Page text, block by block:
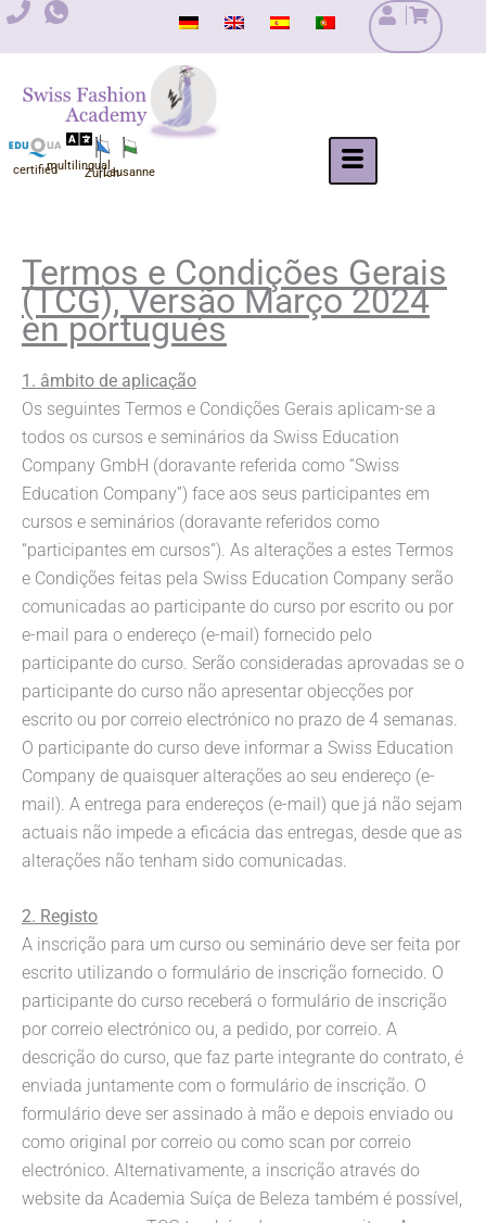
Salta
conteúdo
certifiedmultilingual
ZurichLausanne
Termos e Condições Gerais
(TCG), Versão Março 2024
en portugués
1. âmbito de aplicação
Os seguintes Termos e Condições Gerais aplicam-se a
todos os cursos e seminários da Swiss Education
Company GmbH (doravante referida como “Swiss
Education Company”) face aos seus participantes em
cursos e seminários (doravante referidos como
“participantes em cursos”). As alterações a estes Termos
e Condições feitas pela Swiss Education Company serão
comunicadas ao participante do curso por escrito ou por
e-mail para o endereço (e-mail) fornecido pelo
participante do curso. Serão consideradas aprovadas se o
participante do curso não apresentar objecções por
escrito ou por correio electrónico no prazo de 4 semanas.
O participante do curso deve informar a Swiss Education
Company de quaisquer alterações ao seu endereço (e-
mail). A entrega para endereços (e-mail) que já não sejam
actuais não impede a eficácia das entregas, desde que as
alterações não tenham sido comunicadas.
2. Registo
A inscrição para um curso ou seminário deve ser feita por
escrito utilizando o formulário de inscrição fornecido. O
participante do curso receberá o formulário de inscrição
por correio electrónico ou, a pedido, por correio. A
descrição do curso, que faz parte integrante do contrato, é
enviada juntamente com o formulário de inscrição. O
formulário deve ser assinado à mão e depois enviado ou
como original por correio ou como scan por correio
electrónico. Alternativamente, a inscrição através do
website da Academia Suíça de Beleza também é possível,